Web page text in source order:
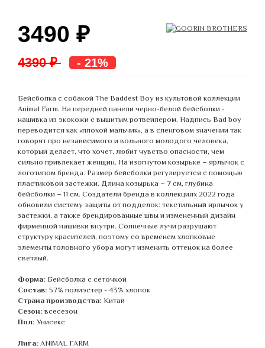
3490 ₽
4390 ₽ - 21%
Бейсболка с собакой The Baddest Boy из культовой коллекции
Animal Farm. На передней панели черно-белой бейсболки -
нашивка из экокожи с вышитым ротвейлером. Надпись Bad boy
переводится как «плохой мальчик», а в сленговом значении так
говорят про независимого и вольного молодого человека,
который делает, что хочет, любит чувство опасности, чем
сильно привлекает женщин. На изогнутом козырьке – ярлычок с
логотипом бренда. Размер бейсболки регулируется с помощью
пластиковой застежки. Длина козырька – 7 см, глубина
бейсболки – 11 см. Создатели бренда в коллекциях 2022 года
обновили систему защиты от подделок: текстильный ярлычок у
застежки, а также брендированные швы и измененный дизайн
фирменной нашивки внутри. Солнечные лучи разрушают
структуру красителей, поэтому со временем хлопковые
элементы головного убора могут изменить оттенок на более
светлый.
Форма: Бейсболка с сеточкой
Состав: 57% полиэстер - 43% хлопок
Страна производства: Китай
Сезон: всесезон
Пол: Унисекс
Лига: ANIMAL FARM